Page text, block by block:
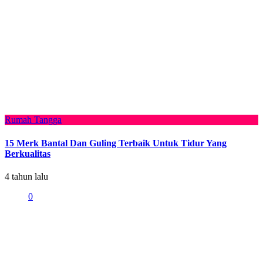
Rumah Tangga
15 Merk Bantal Dan Guling Terbaik Untuk Tidur Yang
Berkualitas
4 tahun lalu
0